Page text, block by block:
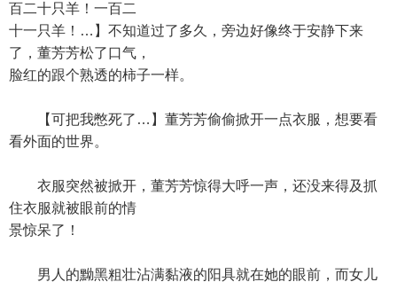
百二十只羊！一百二
十一只羊！…】不知道过了多久，旁边好像终于安静下来
了，董芳芳松了口气，
脸红的跟个熟透的柿子一样。
【可把我憋死了…】董芳芳偷偷掀开一点衣服，想要看
看外面的世界。
衣服突然被掀开，董芳芳惊得大呼一声，还没来得及抓
住衣服就被眼前的情
景惊呆了！
男人的黝黑粗壮沾满黏液的阳具就在她的眼前，而女儿